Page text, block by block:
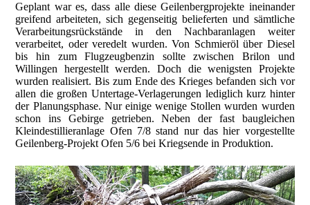
Geplant war es, dass alle diese Geilenbergprojekte ineinander
greifend arbeiteten, sich gegenseitig belieferten und sämtliche
Verarbeitungsrückstände in den Nachbaranlagen weiter
verarbeitet, oder veredelt wurden. Von Schmieröl über Diesel
bis hin zum Flugzeugbenzin sollte zwischen Brilon und
Willingen hergestellt werden. Doch die wenigsten Projekte
wurden realisiert. Bis zum Ende des Krieges befanden sich vor
allen die großen Untertage-Verlagerungen lediglich kurz hinter
der Planungsphase. Nur einige wenige Stollen wurden wurden
schon ins Gebirge getrieben. Neben der fast baugleichen
Kleindestillieranlage Ofen 7/8 stand nur das hier vorgestellte
Geilenberg-Projekt Ofen 5/6 bei Kriegsende in Produktion.